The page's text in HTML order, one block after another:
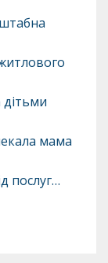
мама
послуг…